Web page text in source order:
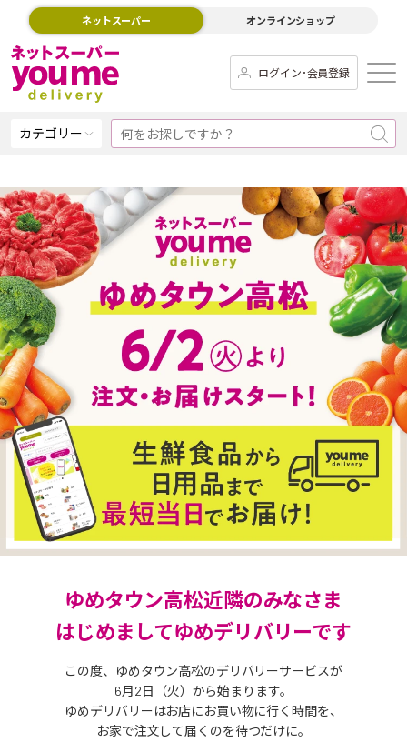
ネットスーパー オンラインショップ
ログイン･会員登録
カテゴリー
ゆめタウン高松近隣のみなさま
はじめましてゆめデリバリーです
この度、ゆめタウン高松のデリバリーサービスが
6月2日（火）から始まります。
ゆめデリバリーはお店にお買い物に行く時間を、
お家で注文して届くのを待つだけに。